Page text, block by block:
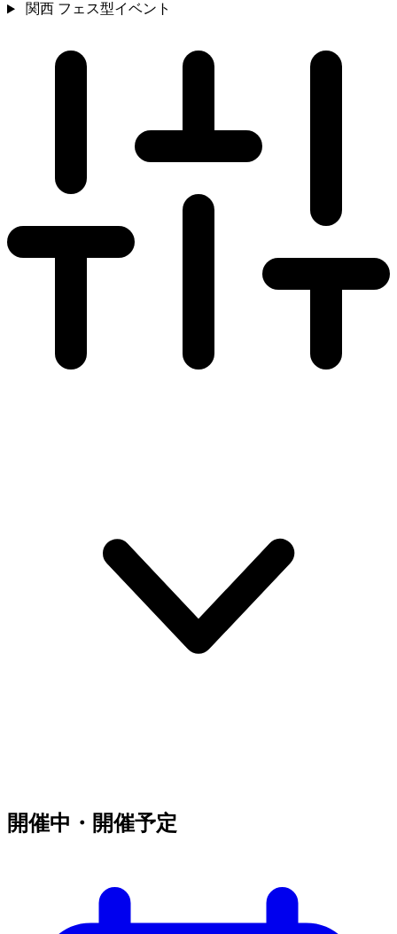
関西 フェス型イベント
開催中・開催予定